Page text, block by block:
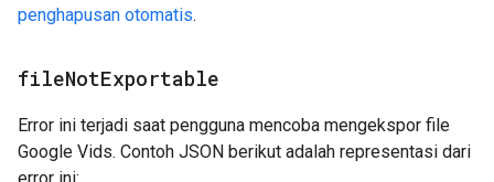
penghapusan otomatis.
fileNotExportable
Error ini terjadi saat pengguna mencoba mengekspor file
Google Vids. Contoh JSON berikut adalah representasi dari